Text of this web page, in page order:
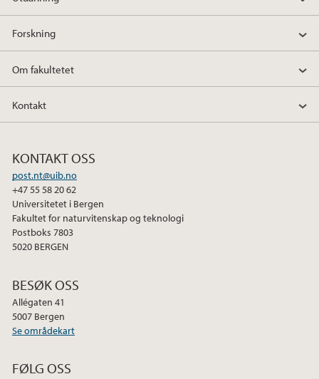
Forskning
Om fakultetet
Kontakt
KONTAKT OSS
post.nt@uib.no
+47 55 58 20 62
Universitetet i Bergen
Fakultet for naturvitenskap og teknologi
Postboks 7803
5020 BERGEN
BESØK OSS
Allégaten 41
5007 Bergen
Se områdekart
FØLG OSS